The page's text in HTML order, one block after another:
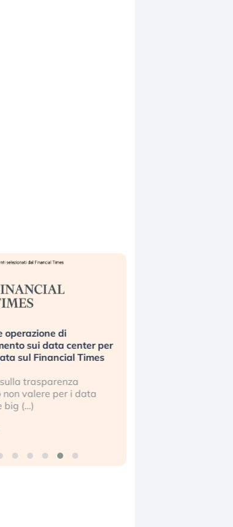
di
center per
Times
per i data
la tecnologia europea non
scalare?
stanno superando in ogni